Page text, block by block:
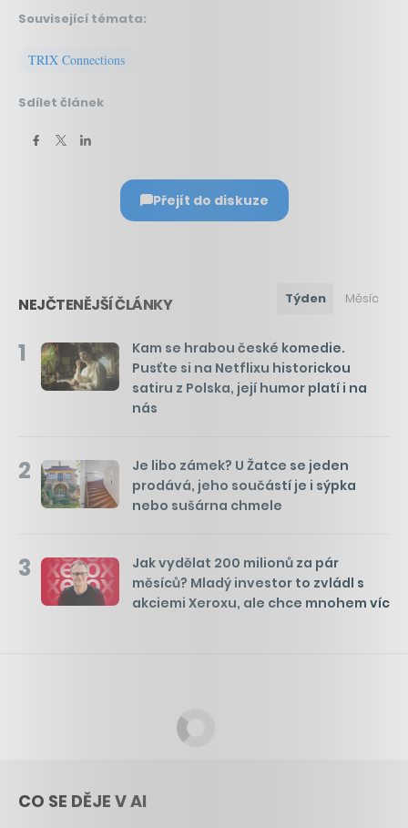
Související témata:
TRIX Connections
Sdílet článek
Přejít do diskuze
NEJČTENĚJŠÍ ČLÁNKY Týden Měsíc
1
Kam se hrabou české komedie.
Pusťte si na Netflixu historickou
satiru z Polska, její humor platí i na
nás
2
Je libo zámek? U Žatce se jeden
prodává, jeho součástí je i sýpka
nebo sušárna chmele
3
Jak vydělat 200 milionů za pár
měsíců? Mladý investor to zvládl s
akciemi Xeroxu, ale chce mnohem víc
CO SE DĚJE V AI